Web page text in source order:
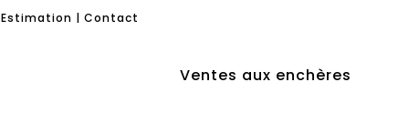
Estimation | Contact
Ventes aux enchères